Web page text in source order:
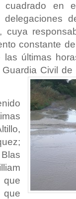
en
constante
últimas
Civil
que